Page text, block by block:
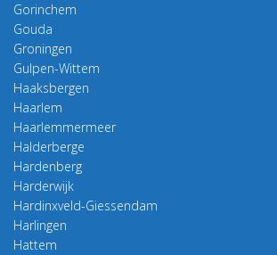
Gorinchem
Gouda
Groningen
Gulpen-Wittem
Haaksbergen
Haarlem
Haarlemmermeer
Halderberge
Hardenberg
Harderwijk
Hardinxveld-Giessendam
Harlingen
Hattem